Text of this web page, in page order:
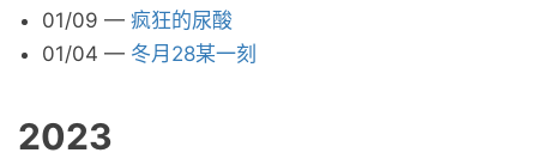
01/09 — 疯狂的尿酸
01/04 — 冬月28某一刻
2023